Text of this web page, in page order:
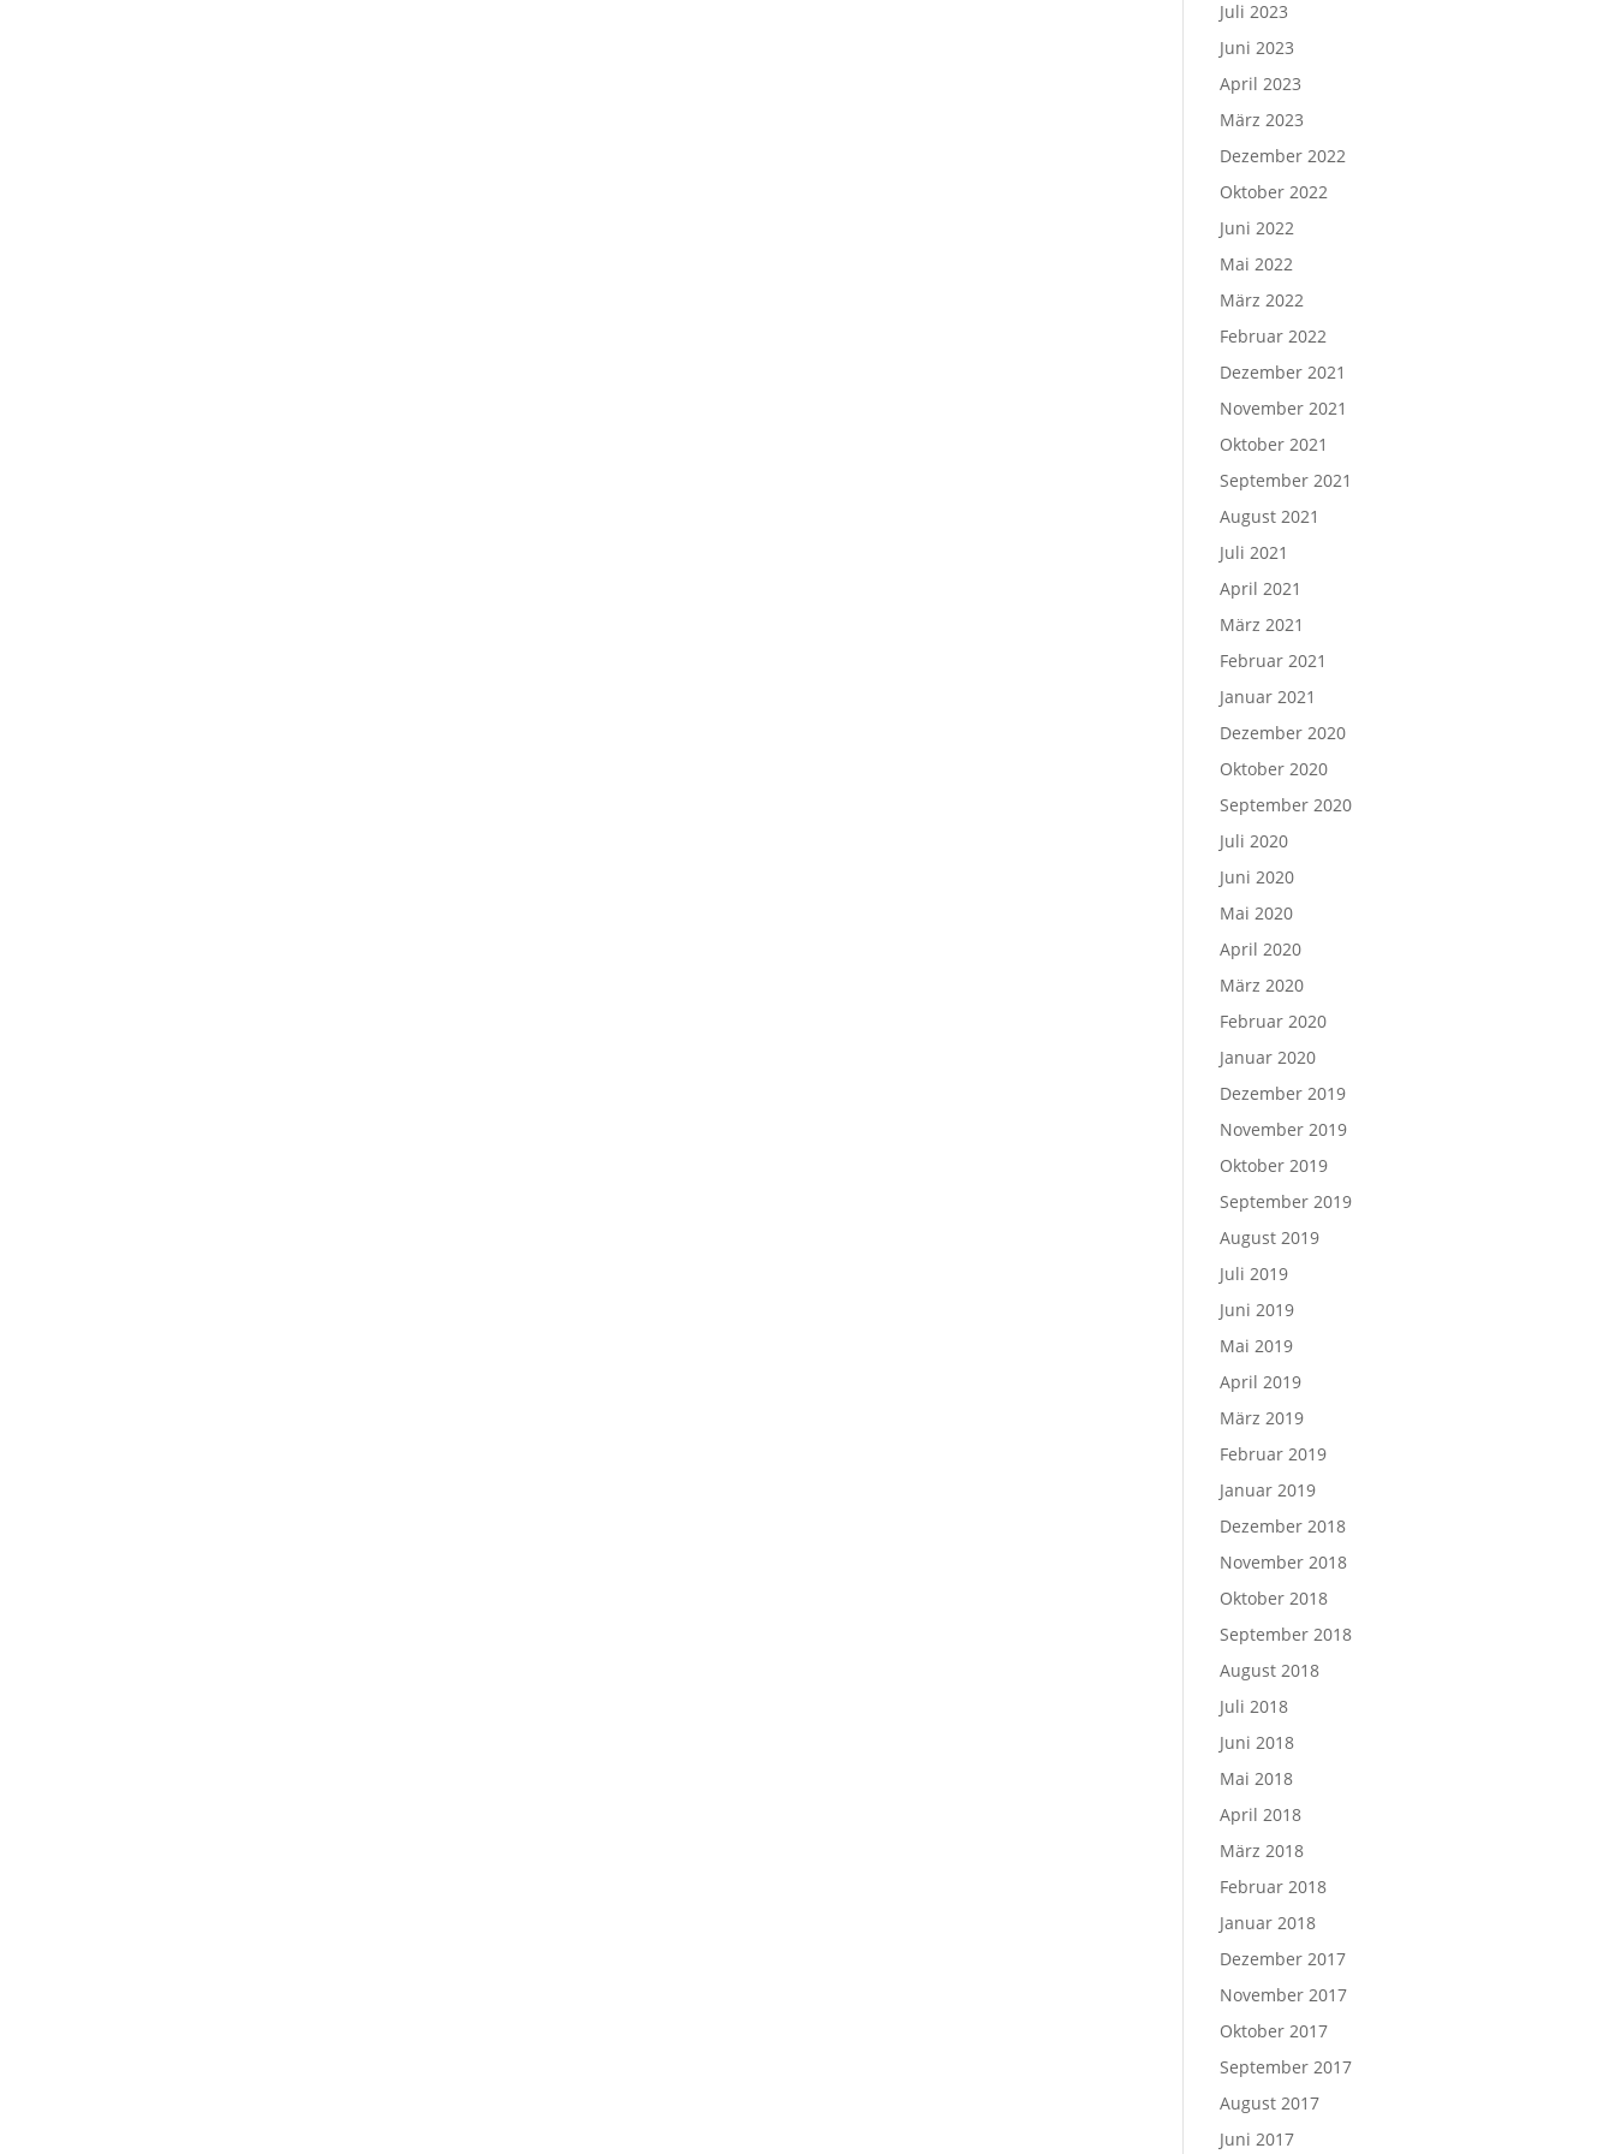
Juli 2023
Juni 2023
April 2023
März 2023
Dezember 2022
Oktober 2022
Juni 2022
Mai 2022
März 2022
Februar 2022
Dezember 2021
November 2021
Oktober 2021
September 2021
August 2021
Juli 2021
April 2021
März 2021
Februar 2021
Januar 2021
Dezember 2020
Oktober 2020
September 2020
Juli 2020
Juni 2020
Mai 2020
April 2020
März 2020
Februar 2020
Januar 2020
Dezember 2019
November 2019
Oktober 2019
September 2019
August 2019
Juli 2019
Juni 2019
Mai 2019
April 2019
März 2019
Februar 2019
Januar 2019
Dezember 2018
November 2018
Oktober 2018
September 2018
August 2018
Juli 2018
Juni 2018
Mai 2018
April 2018
März 2018
Februar 2018
Januar 2018
Dezember 2017
November 2017
Oktober 2017
September 2017
August 2017
Juni 2017